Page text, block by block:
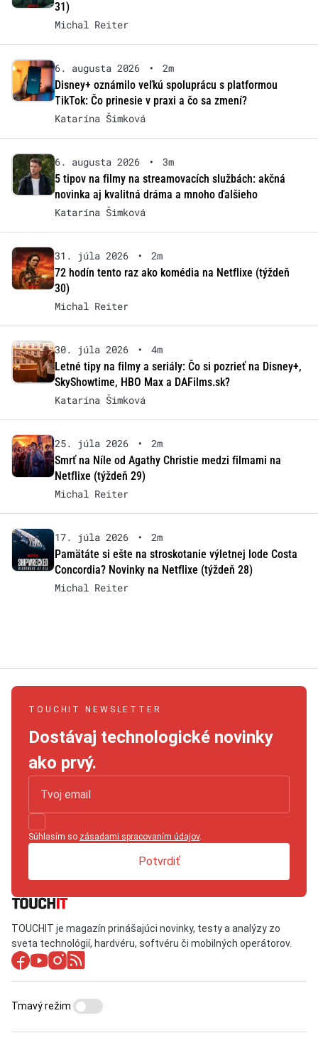
31)
Michal Reiter
6. augusta 2026 •
2m
Disney+ oznámilo veľkú spoluprácu s platformou
TikTok: Čo prinesie v praxi a čo sa zmení?
Katarína Šimková
6. augusta 2026 •
3m
5 tipov na filmy na streamovacích službách: akčná
novinka aj kvalitná dráma a mnoho ďalšieho
Katarína Šimková
31. júla 2026 •
2m
72 hodín tento raz ako komédia na Netflixe (týždeň
30)
Michal Reiter
30. júla 2026 •
4m
Letné tipy na filmy a seriály: Čo si pozrieť na Disney+,
SkyShowtime, HBO Max a DAFilms.sk?
Katarína Šimková
25. júla 2026 •
2m
Smrť na Níle od Agathy Christie medzi filmami na
Netflixe (týždeň 29)
Michal Reiter
17. júla 2026 •
2m
Pamätáte si ešte na stroskotanie výletnej lode Costa
Concordia? Novinky na Netflixe (týždeň 28)
Michal Reiter
TOUCHIT NEWSLETTER
Dostávaj technologické novinky
ako prvý.
Súhlasím so zásadami spracovaním údajov.
Potvrdiť
TOUCHIT je magazín prinášajúci novinky, testy a analýzy zo
sveta technológií, hardvéru, softvéru či mobilných operátorov.
Tmavý režim